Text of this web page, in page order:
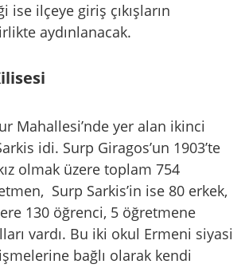
ise ilçeye giriş çıkışların
aydınlanacak.
Mahallesi’nde yer alan ikinci
idi. Surp Giragos’un 1903’te
olmak üzere toplam 754
Surp Sarkis’in ise 80 erkek,
130 öğrenci, 5 öğretmene
vardı. Bu iki okul Ermeni siyasi
bağlı olarak kendi